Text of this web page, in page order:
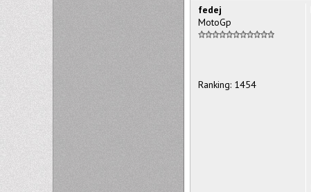
fedej
MotoGp
Ranking: 1454